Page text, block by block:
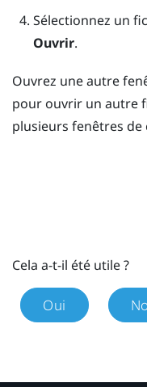
Sélectionnez un
Ouvrir.
Ouvrez une autre
pour ouvrir un autre
plusieurs fenêtres
Cela a-t-il été utile ?
Oui